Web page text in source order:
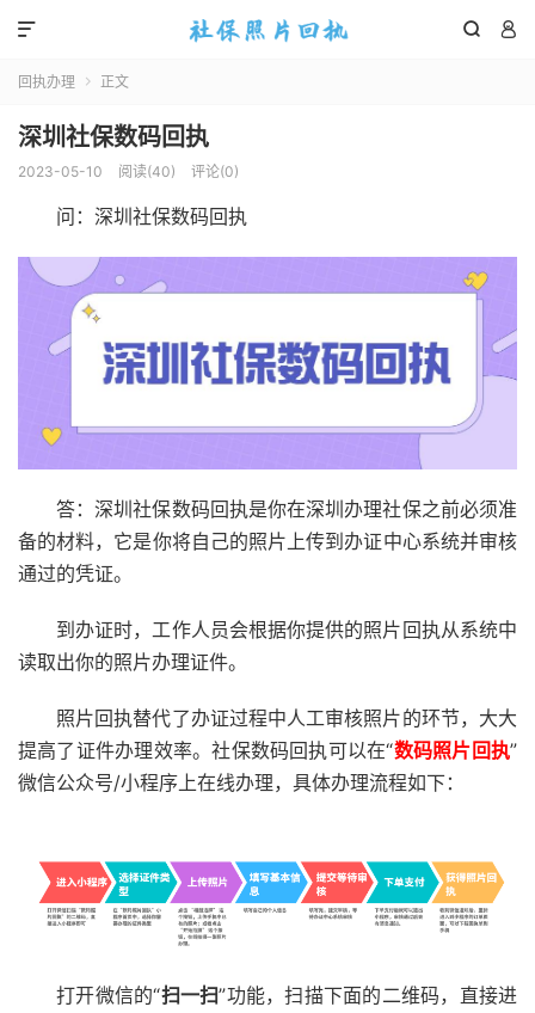
 

回执办理  正文
深圳社保数码回执
2023-05-10 阅读(40) 评论(0)
问：深圳社保数码回执
答：深圳社保数码回执是你在深圳办理社保之前必须准
备的材料，它是你将自己的照片上传到办证中心系统并审核
通过的凭证。
到办证时，工作人员会根据你提供的照片回执从系统中
读取出你的照片办理证件。
照片回执替代了办证过程中人工审核照片的环节，大大
提高了证件办理效率。社保数码回执可以在“数码照片回执”
微信公众号/小程序上在线办理，具体办理流程如下：
打开微信的“扫一扫”功能，扫描下面的二维码，直接进